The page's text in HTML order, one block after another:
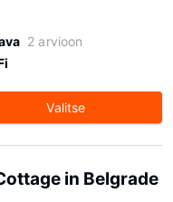
2 arvioon
Valitse
in Belgrade